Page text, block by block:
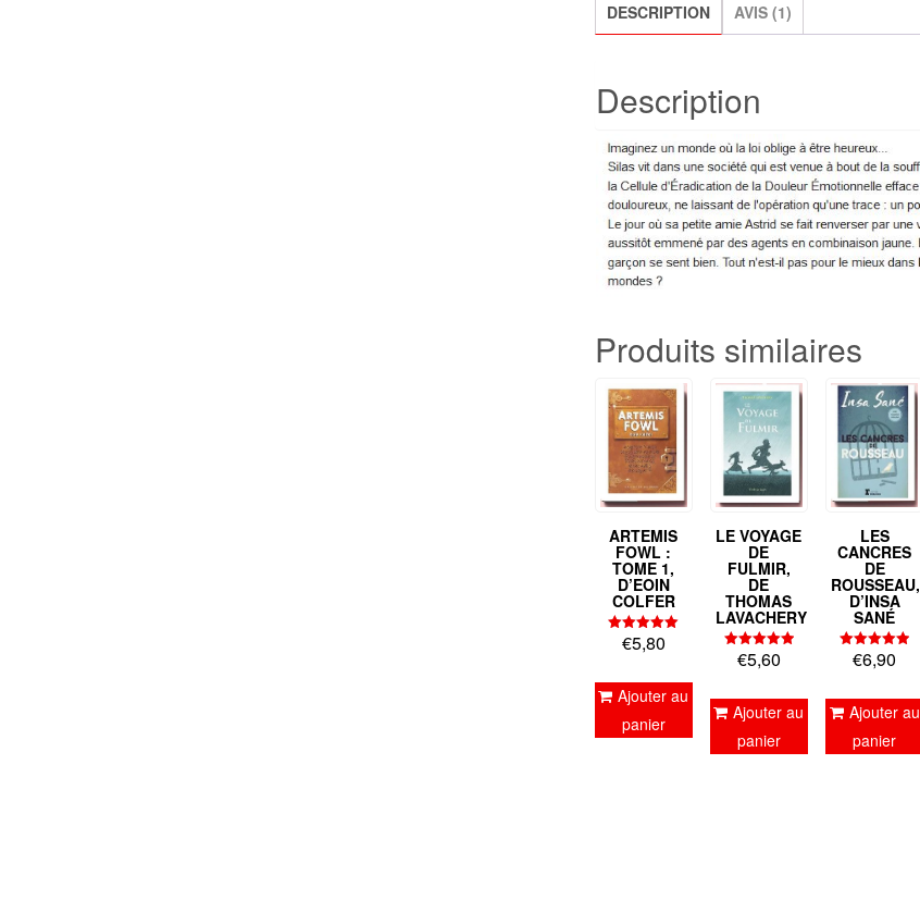
Hinckel
DESCRIPTION
AVIS (1)
Description
Produits similaires
ARTEMIS
FOWL :
TOME 1,
D’EOIN
COLFER
Note
5.00
€5,80
Ajouter au
panier
LE VOYAGE
DE
FULMIR,
DE
THOMAS
LAVACHERY
Note
5.00
€5,60
Ajouter au
panier
LES
CANCRES
DE
ROUSSEAU,
D’INSA
SANÉ
Note
5.00
€6,90
Ajouter au
panier